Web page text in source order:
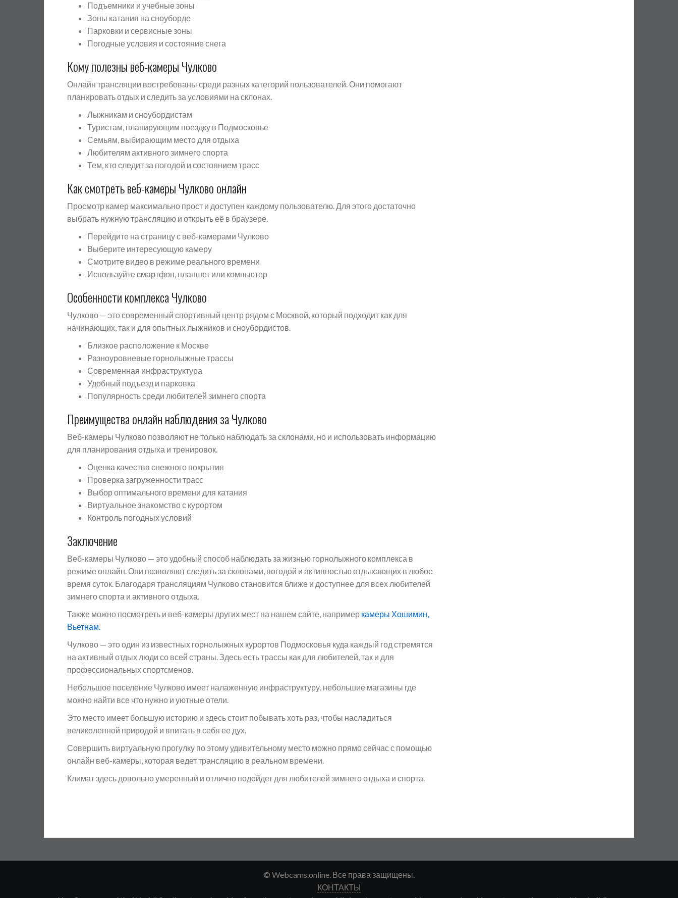
Подъемники и учебные зоны
Зоны катания на сноуборде
Парковки и сервисные зоны
Погодные условия и состояние снега
Кому полезны веб-камеры Чулково
Онлайн трансляции востребованы среди разных категорий пользователей. Они помогают
планировать отдых и следить за условиями на склонах.
Лыжникам и сноубордистам
Туристам, планирующим поездку в Подмосковье
Семьям, выбирающим место для отдыха
Любителям активного зимнего спорта
Тем, кто следит за погодой и состоянием трасс
Как смотреть веб-камеры Чулково онлайн
Просмотр камер максимально прост и доступен каждому пользователю. Для этого достаточно
выбрать нужную трансляцию и открыть её в браузере.
Перейдите на страницу с веб-камерами Чулково
Выберите интересующую камеру
Смотрите видео в режиме реального времени
Используйте смартфон, планшет или компьютер
Особенности комплекса Чулково
Чулково — это современный спортивный центр рядом с Москвой, который подходит как для
начинающих, так и для опытных лыжников и сноубордистов.
Близкое расположение к Москве
Разноуровневые горнолыжные трассы
Современная инфраструктура
Удобный подъезд и парковка
Популярность среди любителей зимнего спорта
Преимущества онлайн наблюдения за Чулково
Веб-камеры Чулково позволяют не только наблюдать за склонами, но и использовать информацию
для планирования отдыха и тренировок.
Оценка качества снежного покрытия
Проверка загруженности трасс
Выбор оптимального времени для катания
Виртуальное знакомство с курортом
Контроль погодных условий
Заключение
Веб-камеры Чулково — это удобный способ наблюдать за жизнью горнолыжного комплекса в
режиме онлайн. Они позволяют следить за склонами, погодой и активностью отдыхающих в любое
время суток. Благодаря трансляциям Чулково становится ближе и доступнее для всех любителей
зимнего спорта и активного отдыха.
Также можно посмотреть и веб-камеры других мест на нашем сайте, например камеры Хошимин,
Вьетнам.
Чулково — это один из известных горнолыжных курортов Подмосковья куда каждый год стремятся
на активный отдых люди со всей страны. Здесь есть трассы как для любителей, так и для
профессиональных спортсменов.
Небольшое поселение Чулково имеет налаженную инфраструктуру, небольшие магазины где
можно найти все что нужно и уютные отели.
Это место имеет большую историю и здесь стоит побывать хоть раз, чтобы насладиться
великолепной природой и впитать в себя ее дух.
Совершить виртуальную прогулку по этому удивительному место можно прямо сейчас с помощью
онлайн веб-камеры, которая ведет трансляцию в реальном времени.
Климат здесь довольно умеренный и отлично подойдет для любителей зимнего отдыха и спорта.
© Webcams.online. Все права защищены.
КОНТАКТЫ